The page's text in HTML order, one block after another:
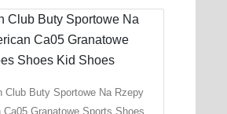
Club Buty Sportowe Na Rzepy
Ca05 Granatowe Sports Shoes